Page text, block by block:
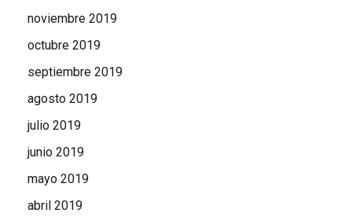
noviembre 2019
octubre 2019
septiembre 2019
agosto 2019
julio 2019
junio 2019
mayo 2019
abril 2019